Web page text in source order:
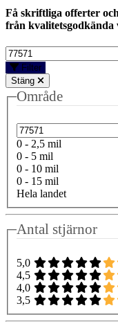
Få skriftliga offerter
från kvalitetsgodkända
Filter
Stäng
Område
0 - 2,5 mil
0 - 5 mil
0 - 10 mil
0 - 15 mil
Hela landet
Antal stjärnor
5,0
4,5
4,0
3,5